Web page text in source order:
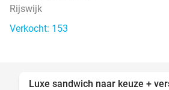
Rijswijk
Verkocht: 153
Luxe sandwich naar keuze +